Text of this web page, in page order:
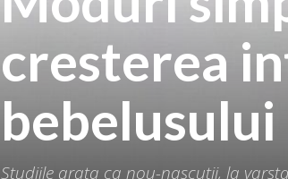
cresterea
bebelusului
Studiile arata ca nou-nascutii, la